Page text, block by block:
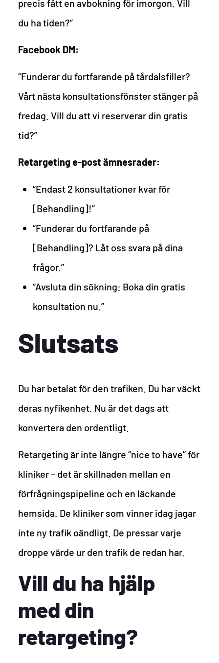
precis fått en avbokning för imorgon. Vill
du ha tiden?”
Facebook DM:
“Funderar du fortfarande på tårdalsfiller?
Vårt nästa konsultationsfönster stänger på
fredag. Vill du att vi reserverar din gratis
tid?”
Retargeting e-post ämnesrader:
“Endast 2 konsultationer kvar för
[Behandling]!”
“Funderar du fortfarande på
[Behandling]? Låt oss svara på dina
frågor.”
“Avsluta din sökning: Boka din gratis
konsultation nu.”
Slutsats
Du har betalat för den trafiken. Du har väckt
deras nyfikenhet. Nu är det dags att
konvertera den ordentligt.
Retargeting är inte längre “nice to have” för
kliniker – det är skillnaden mellan en
förfrågningspipeline och en läckande
hemsida. De kliniker som vinner idag jagar
inte ny trafik oändligt. De pressar varje
droppe värde ur den trafik de redan har.
Vill du ha hjälp
med din
retargeting?